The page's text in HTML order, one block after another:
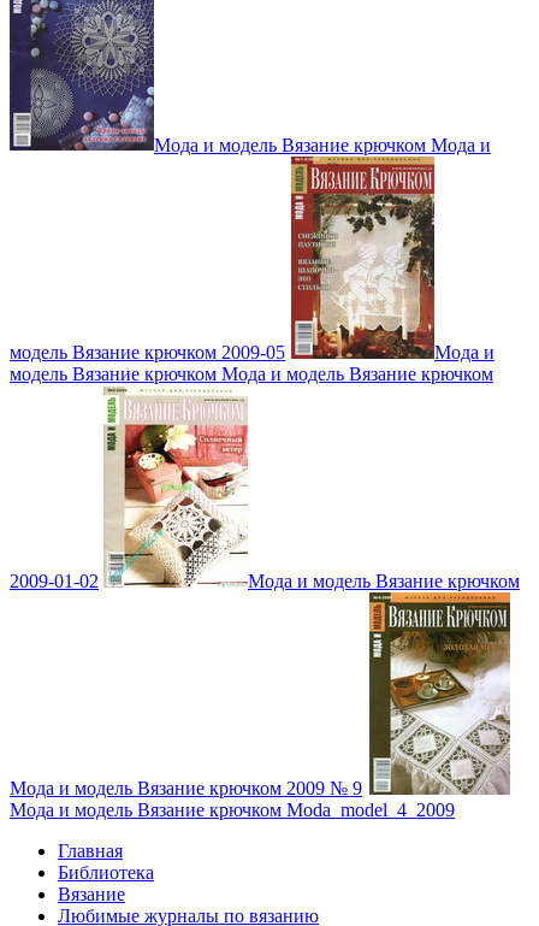
Мода и модель Вязание крючком Мода и
модель Вязание крючком 2009-05
Мода и
модель Вязание крючком Мода и модель Вязание крючком
2009-01-02 Мода и модель Вязание крючком
Мода и модель Вязание крючком 2009 № 9
Мода и модель Вязание крючком Moda_model_4_2009
Главная
Библиотека
Вязание
Любимые журналы по вязанию